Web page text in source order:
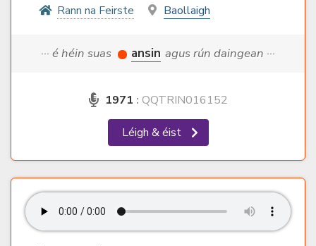
Rann na Feirste
Baollaigh
··· é héin suas ansin agus rún daingean ···
1971 : QQTRIN016152
Léigh & éist